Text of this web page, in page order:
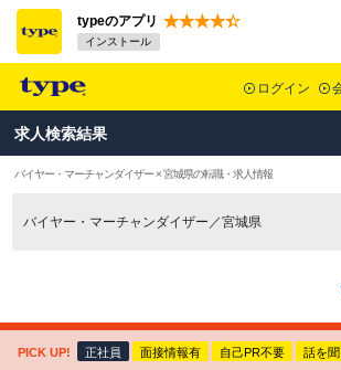
typeのアプリ
インストール
ログイン
求人検索結果
バイヤー・マーチャンダイザー × 宮城県の転職・求人情報
バイヤー・マーチャンダイザー／宮城県
PICK UP! 正社員 面接情報有 自己PR不要 話を